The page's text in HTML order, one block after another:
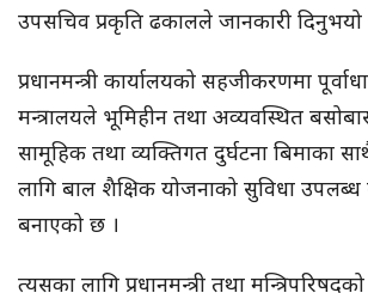
उपसचिव प्रकृति ढकालले जानकारी दिनुभयो
प्रधानमन्त्री कार्यालयको सहजीकरणमा
मन्त्रालयले भूमिहीन तथा अव्यवस्थित
सामूहिक तथा व्यक्तिगत दुर्घटना बिमाका
लागि बाल शैक्षिक योजनाको सुविधा उपलब्ध
बनाएको छ ।
त्यसका लागि प्रधानमन्त्री तथा